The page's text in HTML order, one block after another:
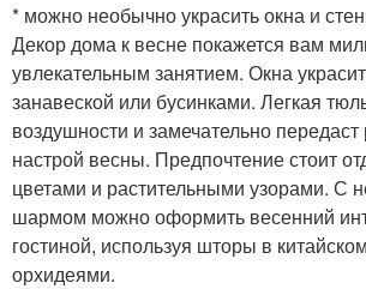
* можно необычно украсить окна и
Декор дома к весне покажется вам
увлекательным занятием. Окна
занавеской или бусинками. Легкая
воздушности и замечательно
настрой весны. Предпочтение стоит
цветами и растительными узорами. С
шармом можно оформить весенний
гостиной, используя шторы в
орхидеями.